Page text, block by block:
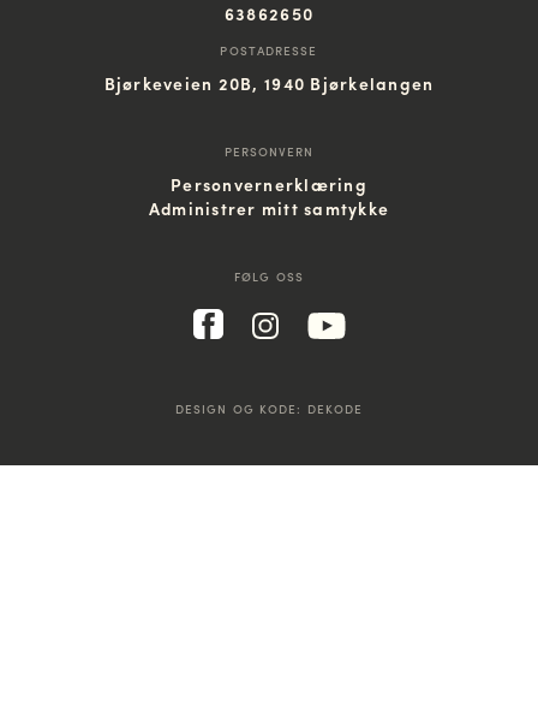
63862650
POSTADRESSE
Bjørkeveien 20B, 1940 Bjørkelangen
PERSONVERN
Personvernerklæring
Administrer mitt samtykke
FØLG OSS
DESIGN OG KODE: DEKODE